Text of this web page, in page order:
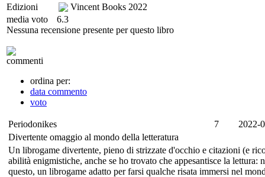
Edizioni
Vincent Books 2022
media voto
6.3
Nessuna recensione presente per questo libro
commenti
ordina per:
data commento
voto
Periodonikes 7
2022-
Divertente omaggio al mondo della letteratura
Un librogame divertente, pieno di strizzate d'occhio e citazioni (e
abilità enigmistiche, anche se ho trovato che appesantisce la
questo, un librogame adatto per farsi qualche risata immersi nel